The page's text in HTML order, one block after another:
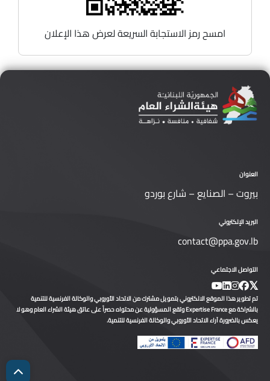
امسح رمز الاستجابة السريعة لعرض هذا الإعلان
العنوان
بيروت – الصنايع – شارع بوردو
البريد الإلكتروني
contact@ppa.gov.lb
التواصل الاجتماعي
تم تطوير هذا الموقع الالكتروني بتمويل مشترك من الاتحاد الأوروبي والوكالة الفرنسية للتنمية
بالشراكة مع Expertise France وتقع المسؤولية عن محتواه حصراً على عاتق هيئة الشراء العام وهو لا
يعكس بالضرورة آراء الاتحاد الأوروبي والوكالة الفرنسية للتنمية.